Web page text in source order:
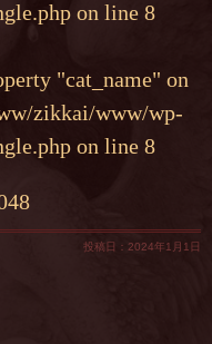
on line 8
"cat_name" on
zikkai/www/wp-
on line 8
投稿日：2024年1月1日